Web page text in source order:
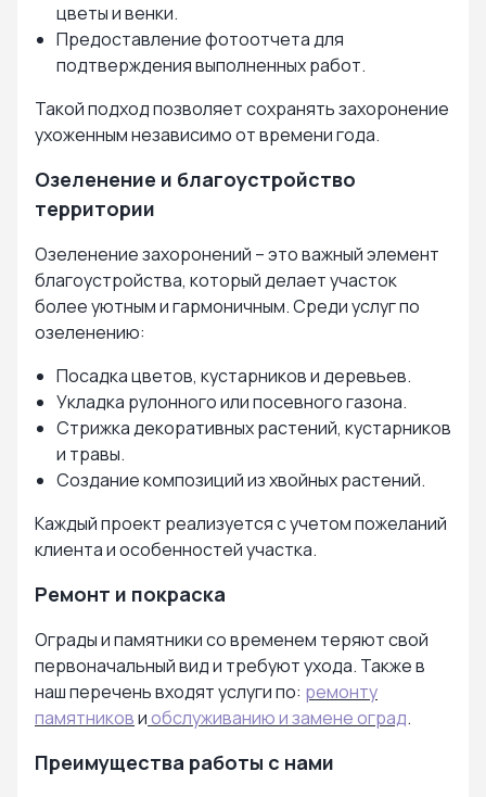
цветы и венки.
Предоставление фотоотчета для
подтверждения выполненных работ.
Такой подход позволяет сохранять захоронение
ухоженным независимо от времени года.
Озеленение и благоустройство
территории
Озеленение захоронений – это важный элемент
благоустройства, который делает участок
более уютным и гармоничным. Среди услуг по
озеленению:
Посадка цветов, кустарников и деревьев.
Укладка рулонного или посевного газона.
Стрижка декоративных растений, кустарников
и травы.
Создание композиций из хвойных растений.
Каждый проект реализуется с учетом пожеланий
клиента и особенностей участка.
Ремонт и покраска
Ограды и памятники со временем теряют свой
первоначальный вид и требуют ухода. Также в
наш перечень входят услуги по: ремонту
памятниковиобслуживанию и замене оград.
Преимущества работы с нами